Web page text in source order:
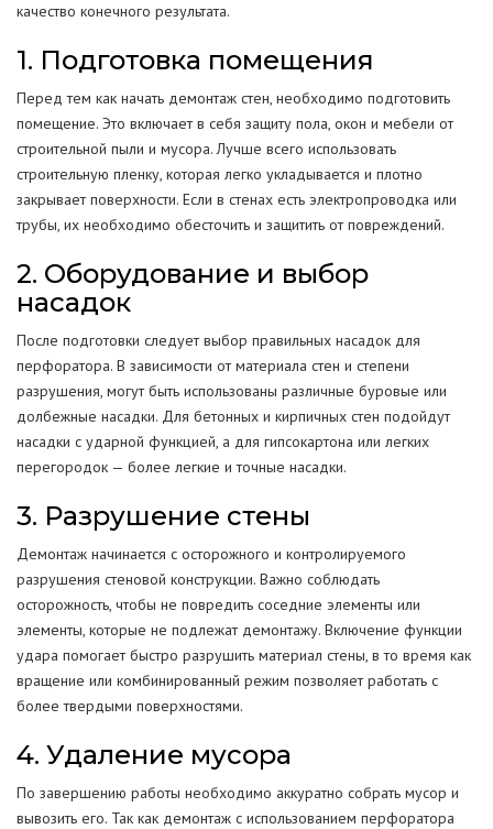
качество конечного результата.
1. Подготовка помещения
Перед тем как начать демонтаж стен, необходимо подготовить
помещение. Это включает в себя защиту пола, окон и мебели от
строительной пыли и мусора. Лучше всего использовать
строительную пленку, которая легко укладывается и плотно
закрывает поверхности. Если в стенах есть электропроводка или
трубы, их необходимо обесточить и защитить от повреждений.
2. Оборудование и выбор
насадок
После подготовки следует выбор правильных насадок для
перфоратора. В зависимости от материала стен и степени
разрушения, могут быть использованы различные буровые или
долбежные насадки. Для бетонных и кирпичных стен подойдут
насадки с ударной функцией, а для гипсокартона или легких
перегородок — более легкие и точные насадки.
3. Разрушение стены
Демонтаж начинается с осторожного и контролируемого
разрушения стеновой конструкции. Важно соблюдать
осторожность, чтобы не повредить соседние элементы или
элементы, которые не подлежат демонтажу. Включение функции
удара помогает быстро разрушить материал стены, в то время как
вращение или комбинированный режим позволяет работать с
более твердыми поверхностями.
4. Удаление мусора
По завершению работы необходимо аккуратно собрать мусор и
вывозить его. Так как демонтаж с использованием перфоратора